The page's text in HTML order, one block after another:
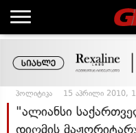
პოლიტიკა 15 აპრილი 2010,
"ალიანსი
დიღმის